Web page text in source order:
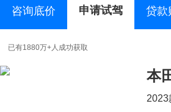
咨询底价 申请试驾 贷款
已有1880万+人成功获取
本
2023